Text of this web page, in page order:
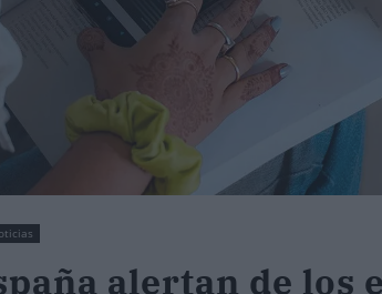
alertan de los